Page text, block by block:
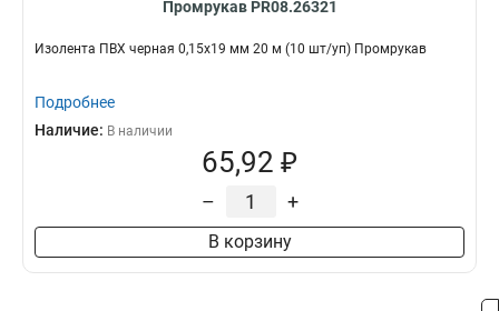
Промрукав PR08.26321
Изолента ПВХ черная 0,15x19 мм 20 м (10 шт/уп) Промрукав
Подробнее
Наличие: В наличии
65,92 ₽
– +
В корзину